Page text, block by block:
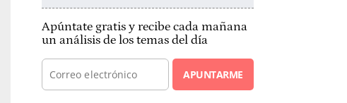
Apúntate gratis y recibe cada mañana
un análisis de los temas del día
APUNTARME